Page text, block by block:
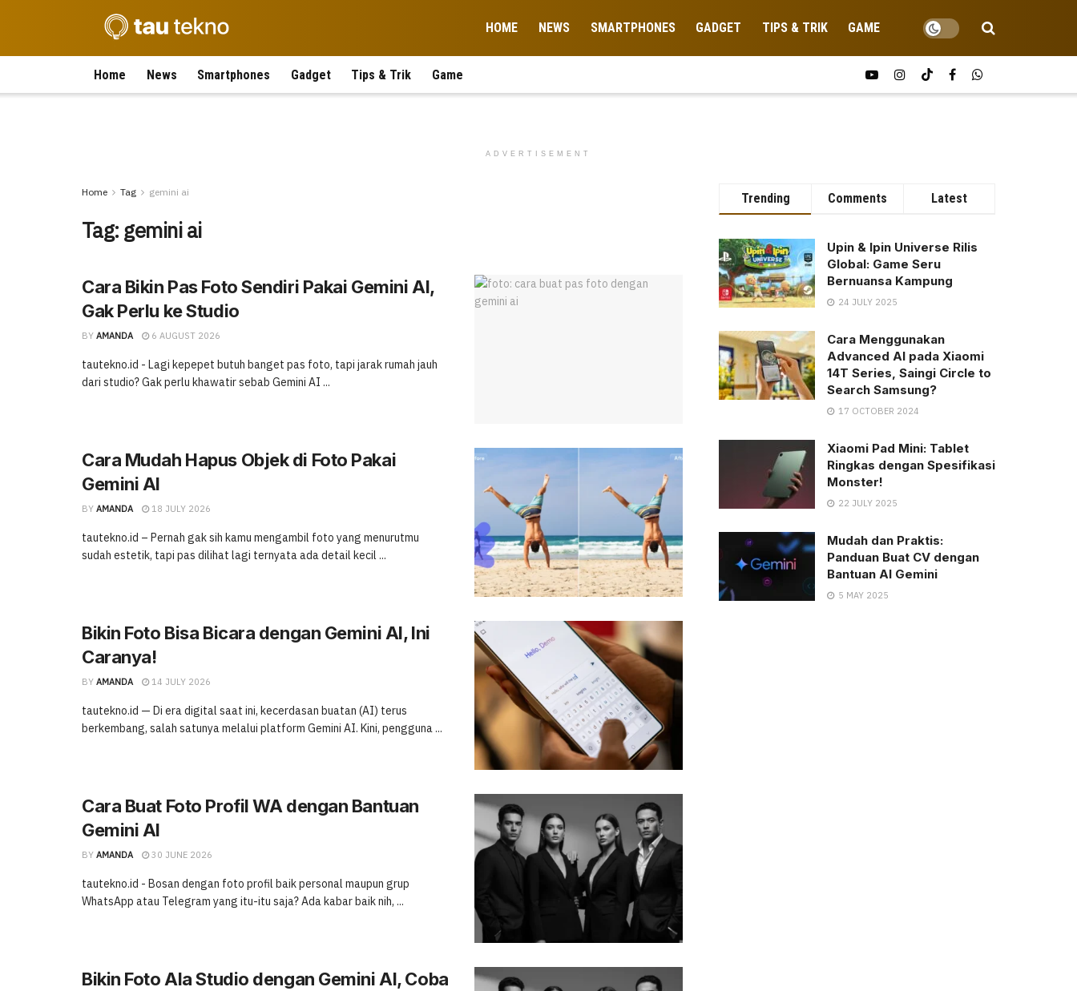
HOME NEWS SMARTPHONES GADGET TIPS & TRIK GAME
Home News Smartphones Gadget Tips & Trik Game
ADVERTISEMENT
Home Tag gemini ai
Tag: gemini ai
Cara Bikin Pas Foto Sendiri Pakai Gemini AI,
Gak Perlu ke Studio
BY AMANDA 6 AUGUST 2026
tautekno.id - Lagi kepepet butuh banget pas foto, tapi jarak rumah jauh
dari studio? Gak perlu khawatir sebab Gemini AI ...
Cara Mudah Hapus Objek di Foto Pakai
Gemini AI
BY AMANDA 18 JULY 2026
tautekno.id – Pernah gak sih kamu mengambil foto yang menurutmu
sudah estetik, tapi pas dilihat lagi ternyata ada detail kecil ...
Bikin Foto Bisa Bicara dengan Gemini AI, Ini
Caranya!
BY AMANDA 14 JULY 2026
tautekno.id — Di era digital saat ini, kecerdasan buatan (AI) terus
berkembang, salah satunya melalui platform Gemini AI. Kini, pengguna ...
Cara Buat Foto Profil WA dengan Bantuan
Gemini AI
BY AMANDA 30 JUNE 2026
tautekno.id - Bosan dengan foto profil baik personal maupun grup
WhatsApp atau Telegram yang itu-itu saja? Ada kabar baik nih, ...
Bikin Foto Ala Studio dengan Gemini AI, Coba
Trending Comments Latest
Upin & Ipin Universe Rilis
Global: Game Seru
Bernuansa Kampung
24 JULY 2025
Cara Menggunakan
Advanced AI pada Xiaomi
14T Series, Saingi Circle to
Search Samsung?
17 OCTOBER 2024
Xiaomi Pad Mini: Tablet
Ringkas dengan Spesifikasi
Monster!
22 JULY 2025
Mudah dan Praktis:
Panduan Buat CV dengan
Bantuan AI Gemini
5 MAY 2025